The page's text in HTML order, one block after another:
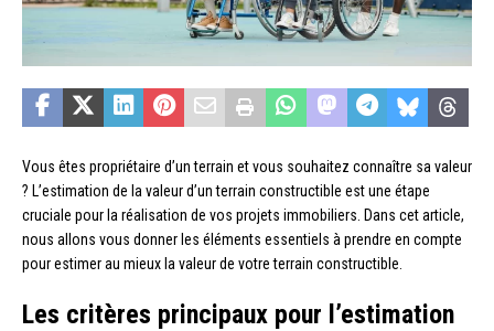
Vous êtes propriétaire d’un terrain et vous souhaitez connaître sa valeur
? L’estimation de la valeur d’un terrain constructible est une étape
cruciale pour la réalisation de vos projets immobiliers. Dans cet article,
nous allons vous donner les éléments essentiels à prendre en compte
pour estimer au mieux la valeur de votre terrain constructible.
Les critères principaux pour l’estimation